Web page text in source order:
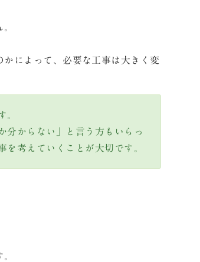
によって、必要な工事は大きく変
。
分からない」と言う方もいらっ
考えていくことが大切です。